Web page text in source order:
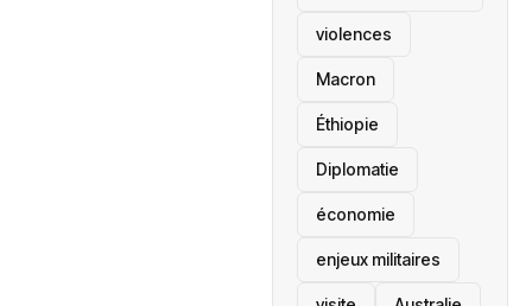
violences
Macron
Éthiopie
Diplomatie
économie
enjeux militaires